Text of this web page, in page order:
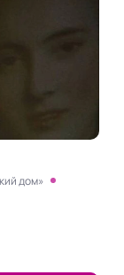
дом»